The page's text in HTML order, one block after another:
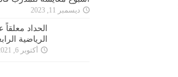
ديسمبر 11, 2023
الحداد معلقاً
الرياضية
أكتوبر 6, 2021